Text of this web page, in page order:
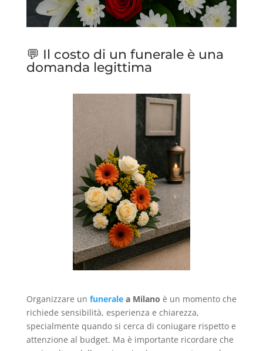
💬 Il costo di un funeraleè una
domanda legittima
Organizzare un funeralea Milano è un momento che
richiede sensibilità, esperienza e chiarezza,
specialmente quando si cerca di coniugare rispetto e
attenzione al budget. Ma è importante ricordare che